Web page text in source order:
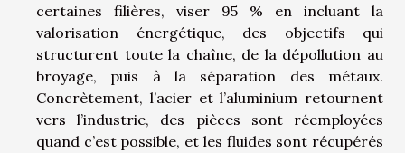
certaines filières, viser 95 % en incluant la
valorisation énergétique, des objectifs qui
structurent toute la chaîne, de la dépollution au
broyage, puis à la séparation des métaux.
Concrètement, l’acier et l’aluminium retournent
vers l’industrie, des pièces sont réemployées
quand c’est possible, et les fluides sont récupérés